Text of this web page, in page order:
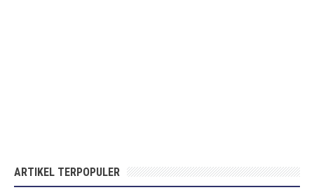
ARTIKEL TERPOPULER